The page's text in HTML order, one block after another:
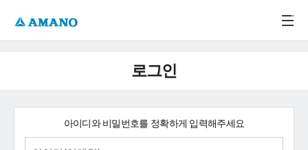
로그인
아이디와 비밀번호를 정확하게 입력해주세요